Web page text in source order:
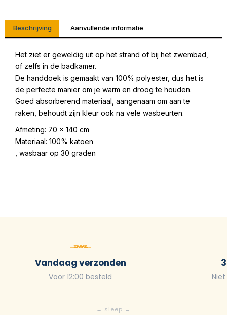
Beschrijving Aanvullende informatie
Het ziet er geweldig uit op het strand of bij het zwembad,
of zelfs in de badkamer.
De handdoek is gemaakt van 100% polyester, dus het is
de perfecte manier om je warm en droog te houden.
Goed absorberend materiaal, aangenaam om aan te
raken, behoudt zijn kleur ook na vele wasbeurten.
Afmeting: 70 x 140 cm
Materiaal: 100% katoen
, wasbaar op 30 graden
Vandaag verzonden
Voor 12:00 besteld